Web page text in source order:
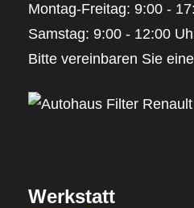
Montag-Freitag: 9:00 -
Samstag: 9:00 - 12:00
Bitte vereinbaren Sie
Werkstatt